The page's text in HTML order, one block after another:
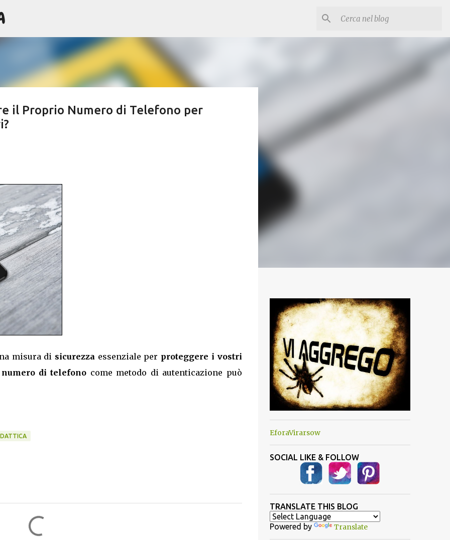
il Proprio Numero di Telefono per
misura di sicurezzaessenziale per proteggere i vostri
di telefono come metodo di autenticazione può
EforaVirarsow
SOCIAL LIKE & FOLLOW
TRANSLATE THIS BLOG
Powered by Translate